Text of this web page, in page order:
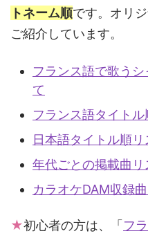
トネーム順です。オリ
ご紹介しています。
フランス語で歌う
て
フランス語タイトル
日本語タイトル順リ
年代ごとの掲載曲リ
カラオケDAM収録
★初心者の方は、「 フ